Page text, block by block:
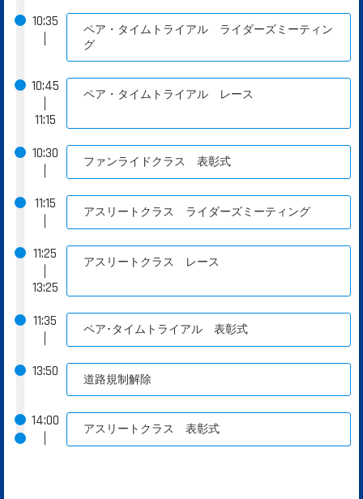
10:35
｜
ペア・タイムトライアル ライダーズミーティン
グ
10:45
｜
11:15
ペア・タイムトライアル レース
10:30
｜
ファンライドクラス 表彰式
11:15
｜
アスリートクラス ライダーズミーティング
11:25
｜
13:25
アスリートクラス レース
11:35
｜
ペア･タイムトライアル 表彰式
13:50 道路規制解除
14:00
｜
アスリートクラス 表彰式